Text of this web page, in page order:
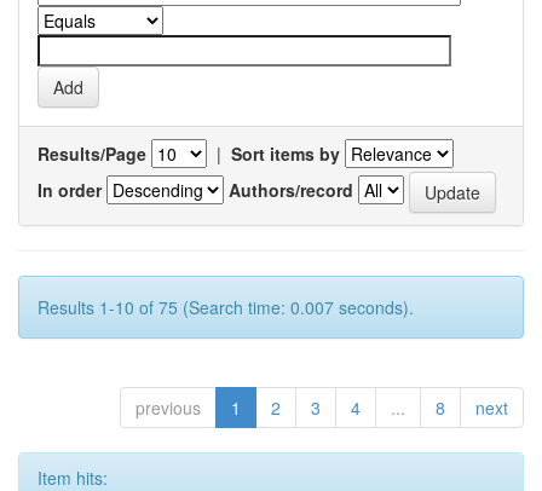
Results/Page | Sort items by
In order
Authors/record
Results 1-10 of 75 (Search time: 0.007 seconds).
previous 1 2 3 4 ... 8 next
Item hits: